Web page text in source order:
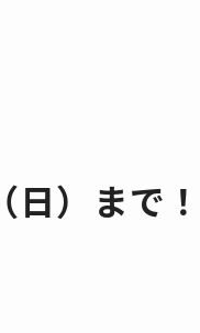
）まで！